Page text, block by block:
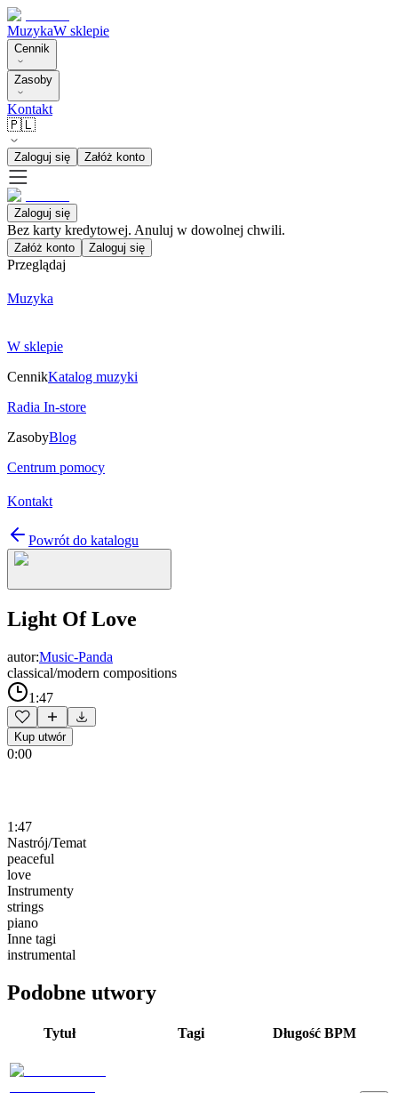
MuzykaW sklepie
Cennik
Zasoby
Kontakt
🇵🇱
Zaloguj się Załóż konto
Zaloguj się
Bez karty kredytowej. Anuluj w dowolnej chwili.
Załóż konto Zaloguj się
Przeglądaj
Muzyka
W sklepie
CennikKatalog muzyki
Radia In-store
ZasobyBlog
Centrum pomocy
Kontakt
Powrót do katalogu
Light Of Love
autor:Music-Panda
classical/modern compositions
1:47
Kup utwór
0:00
1:47
Nastrój/Temat
peaceful
love
Instrumenty
strings
piano
Inne tagi
instrumental
Podobne utwory
Tytuł Tagi Długość BPM